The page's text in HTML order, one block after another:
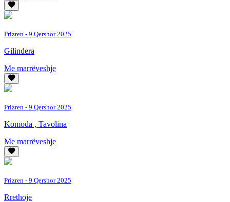
Prizren - 9 Qershor 2025
Gilindera
Me marrëveshje
Prizren - 9 Qershor 2025
Komoda , Tavolina
Me marrëveshje
Prizren - 9 Qershor 2025
Rrethoje